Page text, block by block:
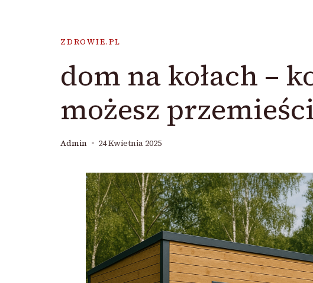
ZDROWIE.PL
dom na kołach –
możesz
Admin 24 Kwietnia 2025